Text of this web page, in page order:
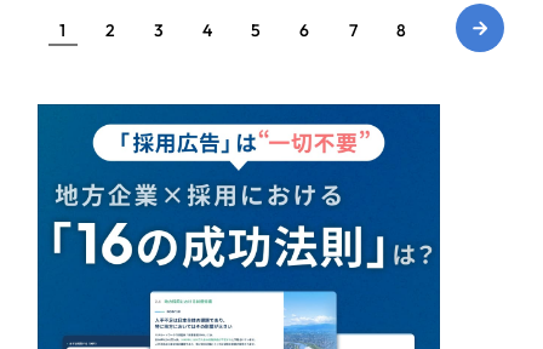
1
2 3 4 5 6 7 8